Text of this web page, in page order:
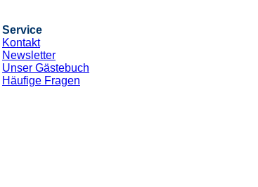
Service
Kontakt
Newsletter
Unser Gästebuch
Häufige Fragen